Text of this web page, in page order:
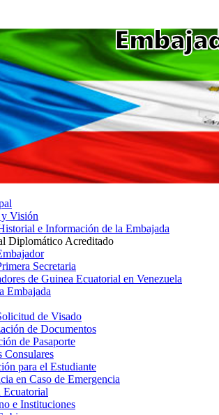
Visión
e Información de la Embajada
Diplomático Acreditado
Secretaria
de Guinea Ecuatorial en Venezuela
Embajada
de Visado
de Documentos
de Pasaporte
Consulares
para el Estudiante
en Caso de Emergencia
Ecuatorial
e Instituciones